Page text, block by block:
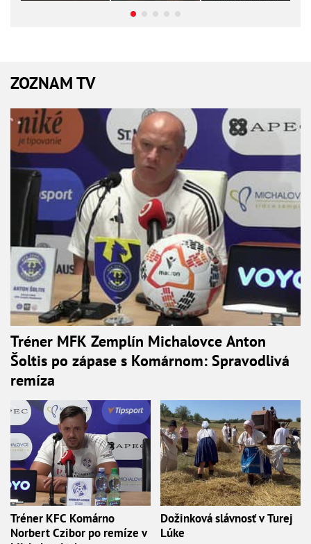
ZOZNAM TV
Tréner MFK Zemplín Michalovce Anton
Šoltis po zápase s Komárnom: Spravodlivá
remíza
Tréner KFC Komárno
Norbert Czibor po remíze v
Dožinková slávnosť v Turej
Lúke